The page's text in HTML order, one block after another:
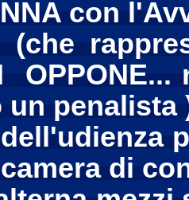
con
penalista
dell'udienza
di